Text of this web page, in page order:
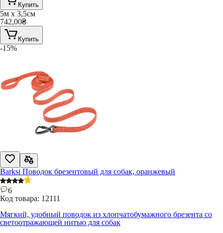
Купить
5м х 3,5см
742,00₴
Купить
-15%
Barksi Поводок брезентовый для собак, оранжевый
6
Код товара: 12111
Мягкий, удобный поводок из хлопчатобумажного брезента со
светоотражающей нитью для собак